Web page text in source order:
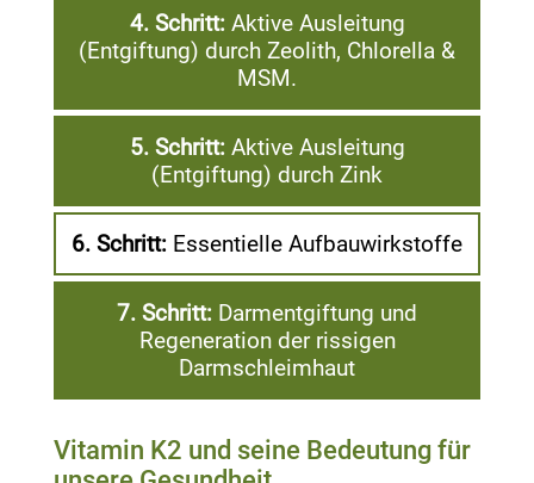
4. Schritt: Aktive Ausleitung
(Entgiftung) durch Zeolith, Chlorella &
MSM.
5. Schritt: Aktive Ausleitung
(Entgiftung) durch Zink
6. Schritt: Essentielle Aufbauwirkstoffe
7. Schritt: Darmentgiftung und
Regeneration der rissigen
Darmschleimhaut
Vitamin K2 und seine Bedeutung für